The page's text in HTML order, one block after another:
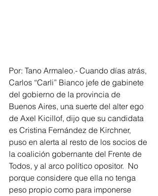
Por: Tano Armaleo.- Cuando días atrás,
Carlos “Carli” Bianco jefe de gabinete
del gobierno de la provincia de
Buenos Aires, una suerte del alter ego
de Axel Kicillof, dijo que su candidata
es Cristina Fernández de Kirchner,
puso en alerta al resto de los socios de
la coalición gobernante del Frente de
Todos, y al arco político opositor.  No
porque considere que ella no tenga
peso propio como para imponerse